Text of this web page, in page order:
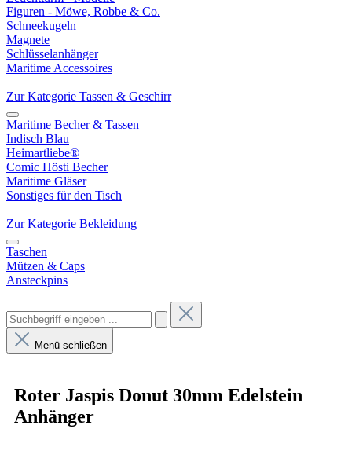
Figuren - Möwe, Robbe & Co.
Schneekugeln
Magnete
Schlüsselanhänger
Maritime Accessoires
Zur Kategorie Tassen & Geschirr
Maritime Becher & Tassen
Indisch Blau
Heimartliebe®
Comic Hösti Becher
Maritime Gläser
Sonstiges für den Tisch
Zur Kategorie Bekleidung
Taschen
Mützen & Caps
Ansteckpins
Menü schließen
Roter Jaspis Donut 30mm Edelstein
Anhänger